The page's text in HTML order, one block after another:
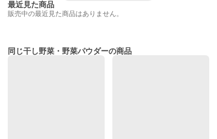
最近見た商品
販売中の最近見た商品はありません。
同じ干し野菜・野菜パウダーの商品